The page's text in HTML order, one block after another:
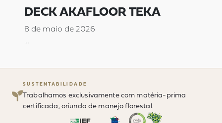
DECK AKAFLOOR TEKA
8 de maio de 2026
...
SUSTENTABILIDADE
Trabalhamos exclusivamente com matéria-prima
certificada, oriunda de manejo florestal.